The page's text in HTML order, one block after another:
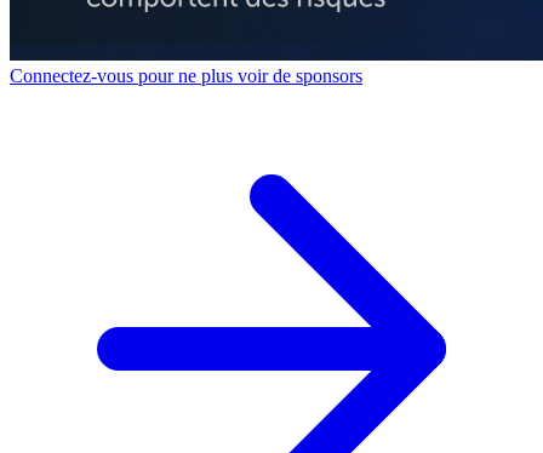
Connectez-vous pour ne plus voir de sponsors